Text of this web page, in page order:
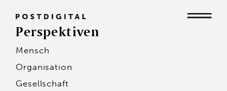
Mensch
Perspektiven
Mensch
Organisation
Gesellschaft